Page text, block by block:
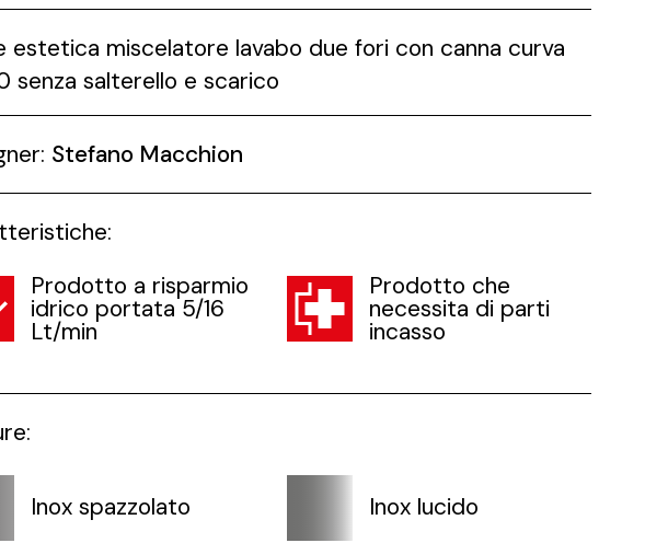
estetica miscelatore lavabo due fori con canna curva
senza salterello e scarico
Stefano Macchion
Prodotto a risparmio
idrico portata 5/16
Lt/min
Prodotto che
necessita di parti
incasso
Inox spazzolato Inox lucido